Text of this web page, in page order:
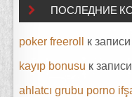
ПОСЛЕДНИЕ
poker freeroll к записи
kayıp bonusu к записи
ahlatcı grubu porno